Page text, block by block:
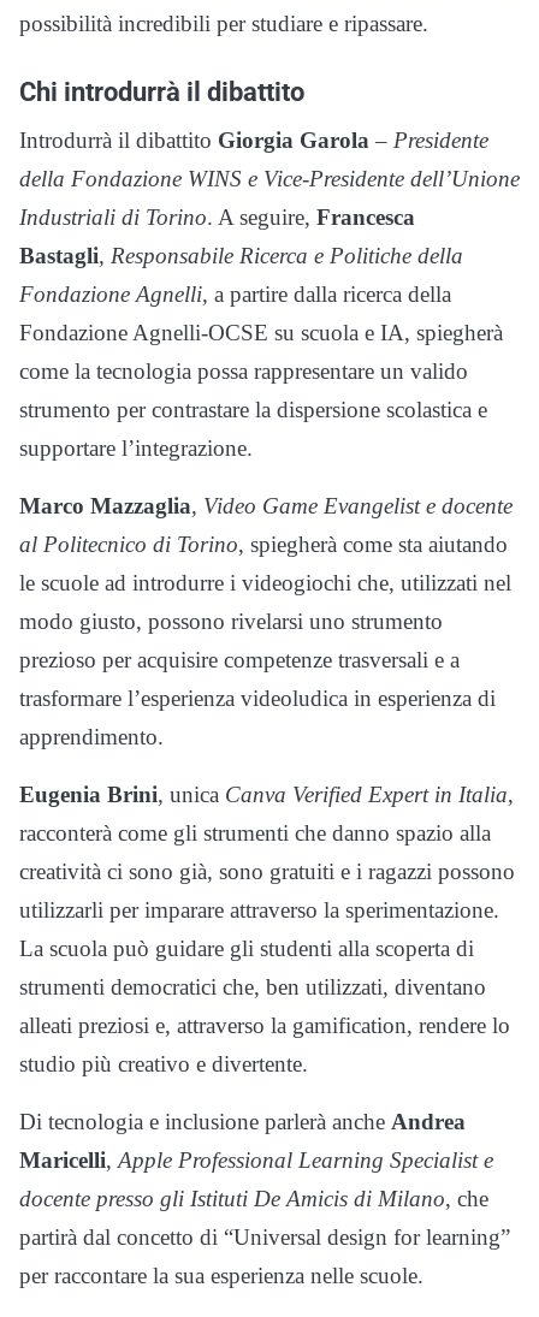
possibilità incredibili per studiare e ripassare.
Chi introdurrà il dibattito
Introdurrà il dibattito Giorgia Garola – Presidente
della Fondazione WINS e Vice-Presidente dell’Unione
Industriali di Torino. A seguire, Francesca
Bastagli, Responsabile Ricerca e Politiche della
Fondazione Agnelli, a partire dalla ricerca della
Fondazione Agnelli-OCSE su scuola e IA, spiegherà
come la tecnologia possa rappresentare un valido
strumento per contrastare la dispersione scolastica e
supportare l’integrazione.
Marco Mazzaglia, Video Game Evangelist e docente
al Politecnico di Torino, spiegherà come sta aiutando
le scuole ad introdurre i videogiochi che, utilizzati nel
modo giusto, possono rivelarsi uno strumento
prezioso per acquisire competenze trasversali e a
trasformare l’esperienza videoludica in esperienza di
apprendimento.
Eugenia Brini, unica Canva Verified Expert in Italia,
racconterà come gli strumenti che danno spazio alla
creatività ci sono già, sono gratuiti e i ragazzi possono
utilizzarli per imparare attraverso la sperimentazione.
La scuola può guidare gli studenti alla scoperta di
strumenti democratici che, ben utilizzati, diventano
alleati preziosi e, attraverso la gamification, rendere lo
studio più creativo e divertente.
Di tecnologia e inclusione parlerà anche Andrea
Maricelli, Apple Professional Learning Specialist e
docente presso gli Istituti De Amicis di Milano, che
partirà dal concetto di “Universal design for learning”
per raccontare la sua esperienza nelle scuole.